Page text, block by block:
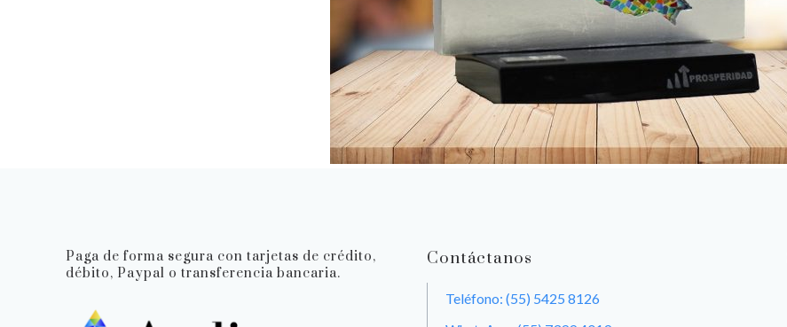
Paga de forma segura con tarjetas de crédito,
débito, Paypal o transferencia bancaria.
Contáctanos
Teléfono: (55) 5425 8126